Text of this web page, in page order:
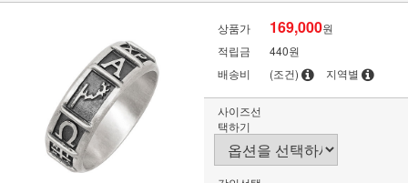
상품가 169,000원
적립금
440원
배송비
(조건) 지역별
사이즈선
택하기